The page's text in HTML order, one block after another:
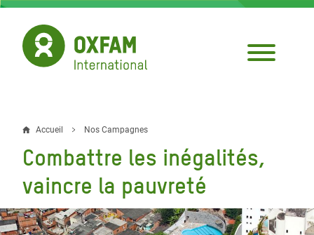
Aller
contenu
principal
Fil
d'Ariane
Accueil Nos Campagnes
Combattre les inégalités,
vaincre la pauvreté